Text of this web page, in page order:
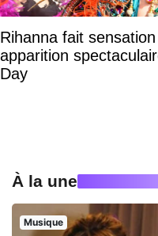
Rihanna fait
apparition
Day
À la une
Musique